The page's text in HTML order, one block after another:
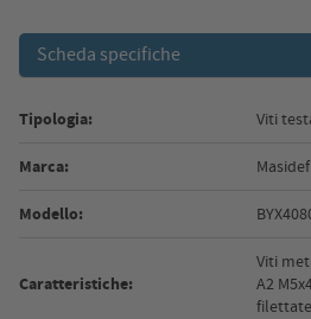
Scheda specifiche
Tipologia: Viti
Marca: Masidef
Modello:
Caratteristiche:
Viti
A2